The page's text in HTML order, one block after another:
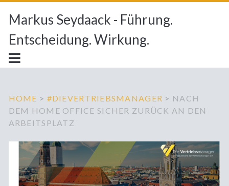
Markus Seydaack - Führung.
Entscheidung. Wirkung.
HOME > #DIEVERTRIEBSMANAGER > NACH
DEM HOME OFFICE SICHER ZURÜCK AN DEN
ARBEITSPLATZ